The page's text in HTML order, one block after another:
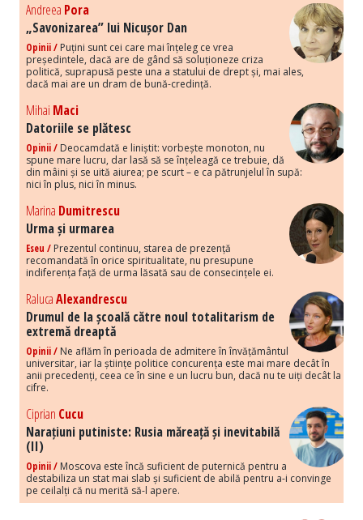
Andreea Pora
„Savonizarea” lui Nicușor Dan
Opinii / Puțini sunt cei care mai înțeleg ce vrea
președintele, dacă are de gând să soluționeze criza
politică, suprapusă peste una a statului de drept și, mai ales,
dacă mai are un dram de bună-credință.
Mihai Maci
Datoriile se plătesc
Opinii / Deocamdată e liniștit: vorbește monoton, nu
spune mare lucru, dar lasă să se înțeleagă ce trebuie, dă
din mâini și se uită aiurea; pe scurt – e ca pătrunjelul în supă:
nici în plus, nici în minus.
Marina Dumitrescu
Urma și urmarea
Eseu / Prezentul continuu, starea de prezență
recomandată în orice spiritualitate, nu presupune
indiferența față de urma lăsată sau de consecințele ei.
RalucaAlexandrescu
Drumul de la școală către noul totalitarism de
extremă dreaptă
Opinii / Ne aflăm în perioada de admitere în învățământul
universitar, iar la științe politice concurența este mai mare decât în
anii precedenți, ceea ce în sine e un lucru bun, dacă nu te uiți decât la
cifre.
Ciprian Cucu
Narațiuni putiniste: Rusia măreață și inevitabilă
(II)
Opinii / Moscova este încă suficient de puternică pentru a
destabiliza un stat mai slab și suficient de abilă pentru a-i convinge
pe ceilalți că nu merită să-l apere.